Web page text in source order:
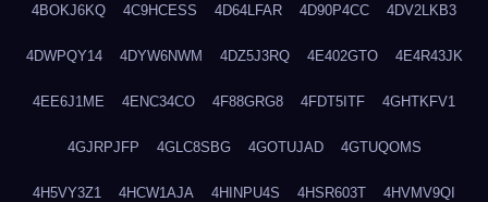
4BOKJ6KQ 4C9HCESS 4D64LFAR 4D90P4CC 4DV2LKB3
4DWPQY14 4DYW6NWM 4DZ5J3RQ 4E402GTO 4E4R43JK
4EE6J1ME 4ENC34CO 4F88GRG8 4FDT5ITF 4GHTKFV1
4GJRPJFP 4GLC8SBG 4GOTUJAD 4GTUQOMS
4H5VY3Z1 4HCW1AJA 4HINPU4S 4HSR603T 4HVMV9QI